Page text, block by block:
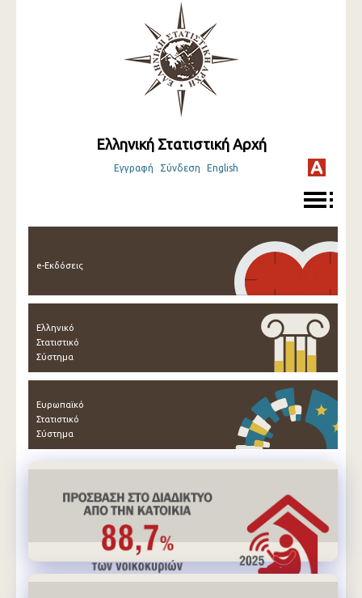
Ελληνική Στατιστική Αρχή
Εγγραφή Σύνδεση English
e-Εκδόσεις
Ελληνικό
Στατιστικό
Σύστημα
Ευρωπαϊκό
Στατιστικό
Σύστημα